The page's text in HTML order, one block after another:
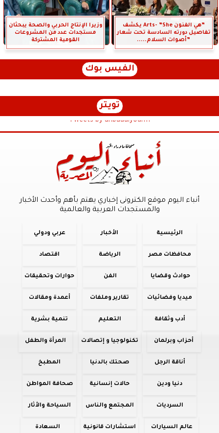
”هي الفنون Arts- ”She يكشف
تفاصيل دورته السادسة تحت شعار
”أصوات السلام.....
وزيرا الإنتاج الحربي والصحة يبحثان
مستجدات عدد من المشروعات
القومية المشتركة
الفيس بوك
تويتر
Tweets by anbaaalyoum1
أنباء اليوم موقع الكترونى إخباري يهتم بأهم وأحدث الأخبار
والمستجدات العربية والعالمية
الرئيسية الأخبار عربي ودولي
محافظات مصر الرياضة اقتصاد
حوادث وقضايا الفن حوارات وتحقيقات
ميديا وفضائيات تقارير وملفات أعمدة ومقالات
أدب وثقافة التعليم تنمية بشرية
أحزاب وبرلمان تكنولوجيا و إتصالات المرأة والطفل
أناقة الرجل صحتك بالدنيا المطبخ
دنيا ودين حالات إنسانية صحافة المواطن
السرديات المجتمع والناس السياحة والأثار
عالم السيارات استشارات قانونية السعادة